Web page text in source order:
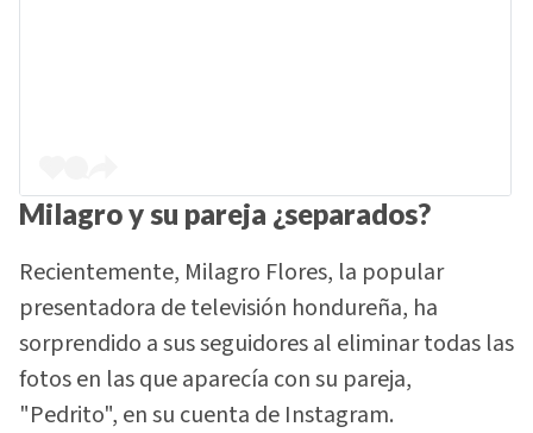
Milagro y su pareja ¿separados?
Recientemente, Milagro Flores, la popular
presentadora de televisión hondureña, ha
sorprendido a sus seguidores al eliminar todas las
fotos en las que aparecía con su pareja,
"Pedrito", en su cuenta de Instagram.